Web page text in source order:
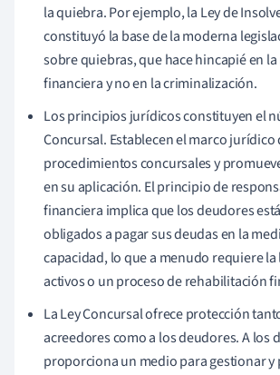
la quiebra. Por ejemplo, la Ley de
constituyó la base de la moderna
sobre quiebras, que hace hincapié en
financiera y no en la criminalización.
Los principios jurídicos constituyen el
Concursal. Establecen el marco jurídico
procedimientos concursales y
en su aplicación. El principio de
financiera implica que los deudores
obligados a pagar sus deudas en la
capacidad, lo que a menudo requiere
activos o un proceso de rehabilitación
La Ley Concursal ofrece protección
acreedores como a los deudores. A los
proporciona un medio para gestionar